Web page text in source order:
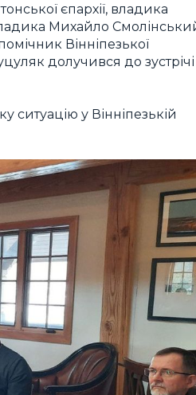
єпархії, владика
Михайло
Вінніпезької
долучився до зустрічі
ситуацію у Вінніпезькій